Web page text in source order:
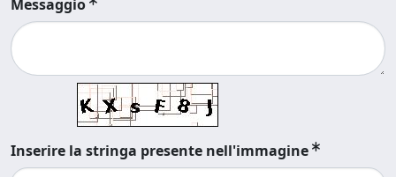
Messaggio
Inserire la stringa presente nell'immagine